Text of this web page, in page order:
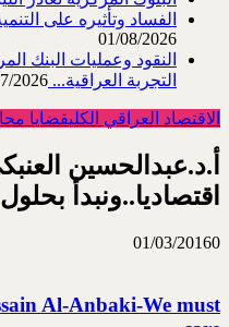
الفساد وتأثيره على
01/08/2026
النقود وعمليات البنك
التجربة العراقية... 2026
الاقتصاد العراقي الكليقضايا
أ.د.عبدالحسين
اقتصاديا..ونبدأ
01/03/20160
Al-Anbaki-We must